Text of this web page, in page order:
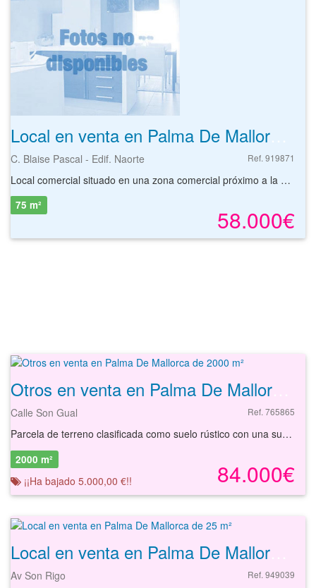
C. Blaise Pascal - Edif. Naorte Ref. 919871
Local comercial situado en una zona comercial próximo a la calle Thomas Edison, vía principal del entorno. Cerca de superficies comerciales, centros académicos y zonas verdes.
58.000€
75 m²
Calle Son Gual Ref. 765865
Parcela de terreno clasificada como suelo rústico con una superficie de 2000 m² situado en Palma de Mallorca. La parcela está comunicada mediante caminos y la carretera Ma-15 a pocos minutos. La zona no dispone de equipamientos, encontrándose estos en el entorno más próximo. Se trata de un suelo rústico, con una superficie de 2000 m². Podrá conocer las posibilidades reales de este suelo y valorar sus posibilidades de inversión. Empiece ahora mismo pidiendo más información. Un responsable cercano a usted le atenderá personalmente.
84.000€
2000 m²
¡¡Ha bajado 5.000,00 €!!
Av Son Rigo Ref. 949039